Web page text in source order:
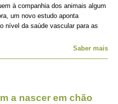
à companhia dos animais algum
um novo estudo aponta
nível da saúde vascular para as
Saber mais
a nascer em chão